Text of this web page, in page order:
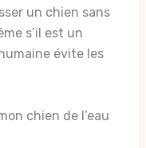
un chien sans
s’il est un
évite les
chien de l’eau